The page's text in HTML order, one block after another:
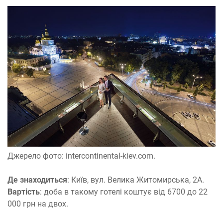
Джерело фото: intercontinental-kiev.com.
Де знаходиться: Київ, вул. Велика Житомирська, 2А.
Вартість: доба в такому готелі коштує від 6700 до 22
000 грн на двох.